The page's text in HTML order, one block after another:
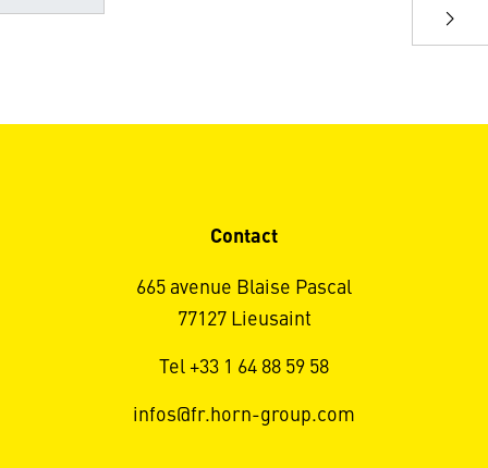
Contact
665 avenue Blaise Pascal
77127 Lieusaint
Tel +33 1 64 88 59 58
infos@fr.horn-group.com